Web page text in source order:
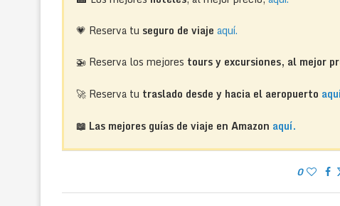
💗 Reserva tu seguro de viaje aquí.
🚁 Reserva los mejores tours y excursiones, al mejor
🚀 Reserva tu traslado desde y hacia el aeropuerto
📖 Las mejores guías de viaje en Amazon aquí.
0